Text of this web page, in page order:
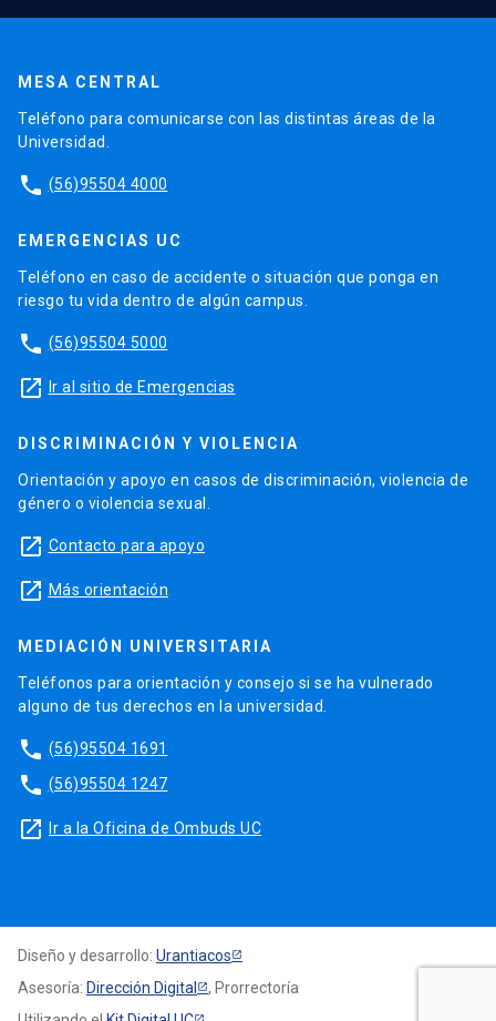
MESA CENTRAL
Teléfono para comunicarse con las distintas áreas de la
Universidad.
phone (56)95504 4000
EMERGENCIAS UC
Teléfono en caso de accidente o situación que ponga en
riesgo tu vida dentro de algún campus.
phone (56)95504 5000
launch Ir al sitio de Emergencias
DISCRIMINACIÓN Y VIOLENCIA
Orientación y apoyo en casos de discriminación, violencia de
género o violencia sexual.
launch Contacto para apoyo
launch Más orientación
MEDIACIÓN UNIVERSITARIA
Teléfonos para orientación y consejo si se ha vulnerado
alguno de tus derechos en la universidad.
phone (56)95504 1691
phone (56)95504 1247
launch Ir a la Oficina de Ombuds UC
Diseño y desarrollo: Urantiacos
Asesoría: Dirección Digital
, Prorrectoría